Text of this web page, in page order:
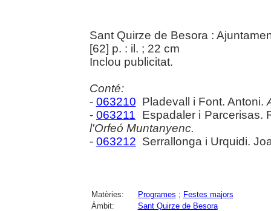
Sant Quirze de Besora :
[62] p. : il. ; 22 cm
Inclou publicitat.
Conté:
- 063210 Pladevall i Font. Antoni.
-063211 Espadaler i Parcerisas.
l'Orfeó Muntanyenc.
- 063212 Serrallonga i Urquidi.
Matèries: Programes ; Festes majors
Àmbit:
Sant Quirze de Besora